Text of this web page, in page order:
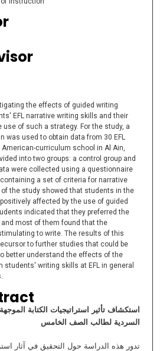
the effects of guided writing
EFL narrative writing skills and their
of such a strategy. For the study, a
was used to obtain data from 30 EFL
curriculum school in Al Ain,
into two groups: a control group and
were collected using a questionnaire
a set of criteria for narrative
the study showed that students in the
affected by the use of guided
indicated that they preferred the
most of them found that the
to write. The results of this
to further studies that could be
better understand the effects of the
students' writing skills at EFL in general
استكشاف تأثير استراتيجيات الكتابة
السردية لطالب الصف الخامس
تدور هذه الدراسة حول التحقيق في آثار